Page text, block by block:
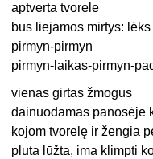
aptverta tvorele
bus liejamos mirtys:
pirmyn-pirmyn
pirmyn-laikas-pirmyn-
vienas girtas žmogus
dainuodamas panosėje
kojom tvorelę ir žengia
pluta lūžta, ima klimpti